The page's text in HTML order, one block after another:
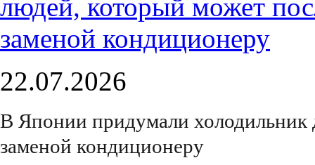
22.07.2026
В Японии придумали
заменой кондиционеру